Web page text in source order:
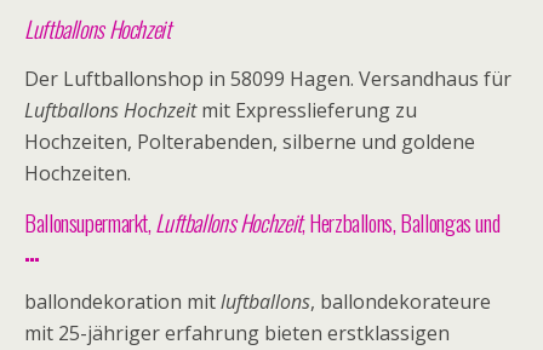
Luftballons Hochzeit
Der Luftballonshop in 58099 Hagen. Versandhaus für
Luftballons Hochzeitmit Expresslieferung zu
Hochzeiten, Polterabenden, silberne und goldene
Hochzeiten.
Ballonsupermarkt,Luftballons Hochzeit, Herzballons, Ballongas und
…
ballondekoration mitluftballons, ballondekorateure
mit 25-jähriger erfahrung bieten erstklassigen